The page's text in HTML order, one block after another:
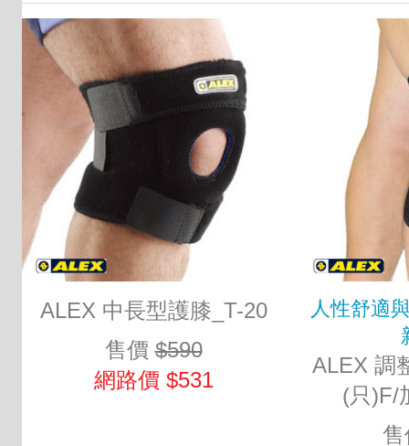
ALEX 中長型護膝_T-20
售價$590
網路價 $531
人性舒適
ALEX 調
(只)F/